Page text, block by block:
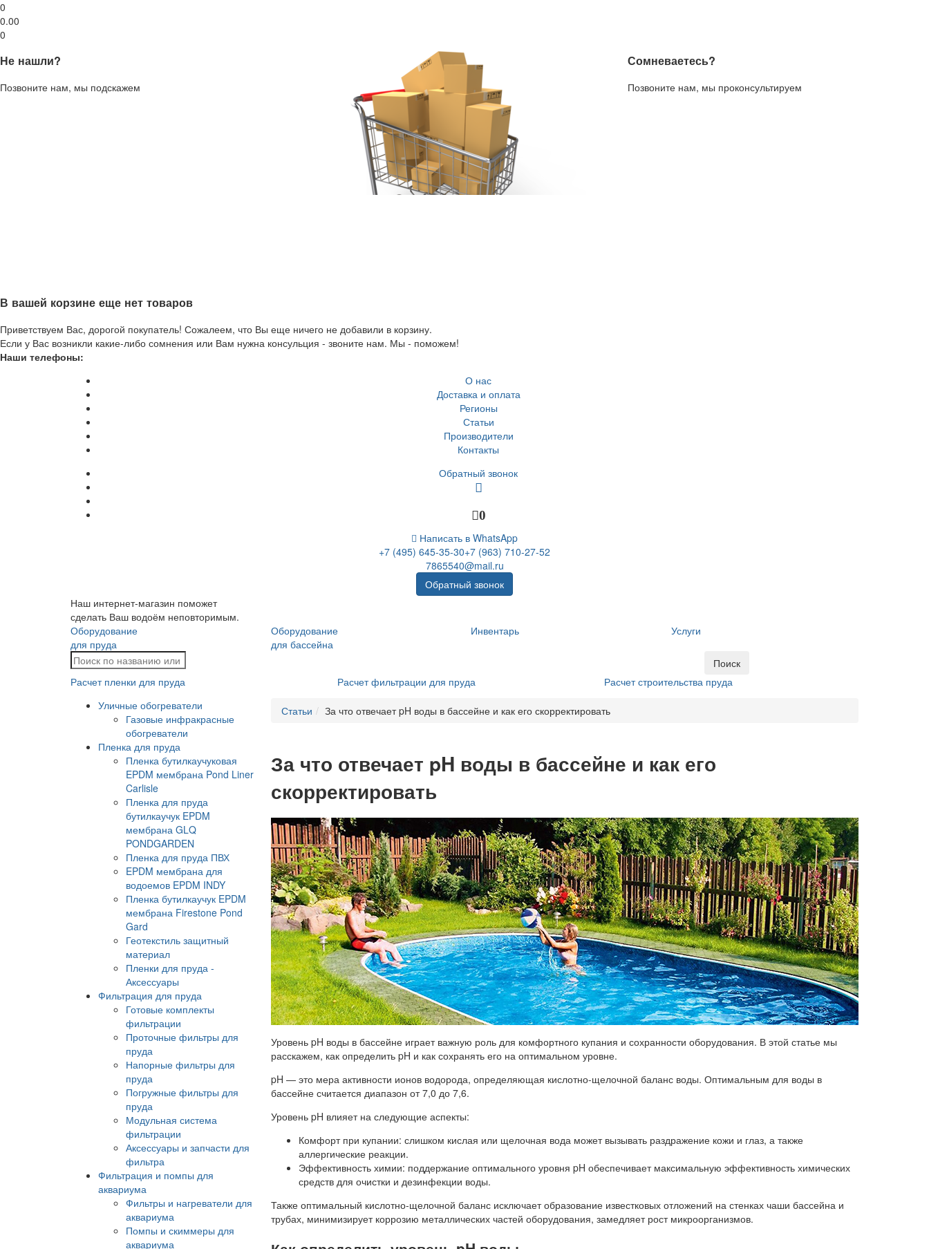
0
0.00
0
Не нашли?
Позвоните нам, мы подскажем
Сомневаетесь?
Позвоните нам, мы проконсультируем
В вашей корзине еще нет товаров
Приветствуем Вас, дорогой покупатель! Сожалеем, что Вы еще ничего не добавили в корзину.
Если у Вас возникли какие-либо сомнения или Вам нужна консульция - звоните нам. Мы - поможем!
Наши телефоны:
О нас
Доставка и оплата
Регионы
Статьи
Производители
Контакты
Обратный звонок
0
Написать в WhatsApp
+7 (495) 645-35-30+7 (963) 710-27-52
7865540@mail.ru
Обратный звонок
Наш интернет-магазин поможет
сделать Ваш водоём неповторимым.
Оборудование
для пруда
Оборудование
для бассейна
Инвентарь Услуги
Поиск
Расчет пленки для пруда
Расчет фильтрации для пруда
Расчет строительства пруда
Уличные обогреватели
Газовые инфракрасные
обогреватели
Пленка для пруда
Пленка бутилкаучуковая
EPDM мембрана Pond Liner
Carlisle
Пленка для пруда
бутилкаучук EPDM
мембрана GLQ
PONDGARDEN
Пленка для пруда ПВХ
EPDM мембрана для
водоемов EPDM INDY
Пленка бутилкаучук EPDM
мембрана Firestone Pond
Gard
Геотекстиль защитный
материал
Пленки для пруда -
Аксессуары
Фильтрация для пруда
Готовые комплекты
фильтрации
Проточные фильтры для
пруда
Напорные фильтры для
пруда
Погружные фильтры для
пруда
Модульная система
фильтрации
Аксессуары и запчасти для
фильтра
Фильтрация и помпы для
аквариума
Фильтры и нагреватели для
аквариума
Помпы и скиммеры для
аквариума
Статьи За что отвечает pH воды в бассейне и как его скорректировать
За что отвечает pH воды в бассейне и как его
скорректировать
Уровень pH воды в бассейне играет важную роль для комфортного купания и сохранности оборудования. В этой статье мы
расскажем, как определить pH и как сохранять его на оптимальном уровне.
pH — это мера активности ионов водорода, определяющая кислотно-щелочной баланс воды. Оптимальным для воды в
бассейне считается диапазон от 7,0 до 7,6.
Уровень pH влияет на следующие аспекты:
Комфорт при купании: слишком кислая или щелочная вода может вызывать раздражение кожи и глаз, а также
аллергические реакции.
Эффективность химии: поддержание оптимального уровня pH обеспечивает максимальную эффективность химических
средств для очистки и дезинфекции воды.
Также оптимальный кислотно-щелочной баланс исключает образование известковых отложений на стенках чаши бассейна и
трубах, минимизирует коррозию металлических частей оборудования, замедляетрост микроорганизмов.